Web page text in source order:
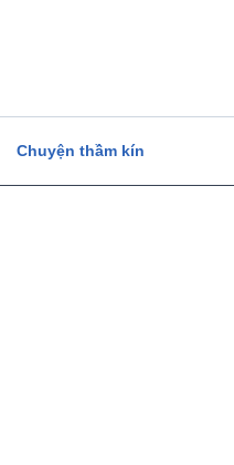
Chuyện thầm kín